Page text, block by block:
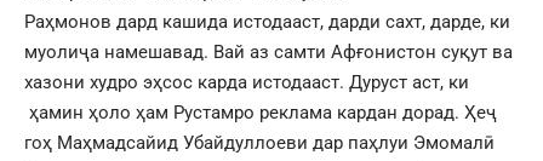
Раҳмонов дард кашида истодааст, дарди сахт, дарде, ки
муолиҷа намешавад. Вай аз самти Афғонистон суқут ва
хазони худро эҳсос карда истодааст. Дуруст аст, ки
ҳамин ҳоло ҳам Рустамро реклама кардан дорад. Ҳеҷ
гоҳ Маҳмадсайид Убайдуллоеви дар паҳлуи Эмомалӣ